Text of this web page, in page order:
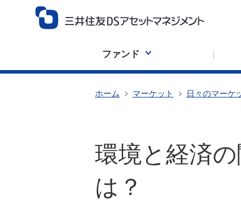
ファンド
ホーム マーケット 日々のマーケ
環境と経済
は？